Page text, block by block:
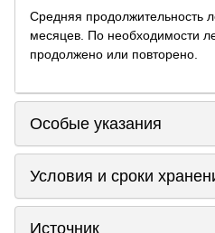
Средняя продолжительность
месяцев. По необходимости
продолжено или повторено.
Особые указания
Условия и сроки
Источник